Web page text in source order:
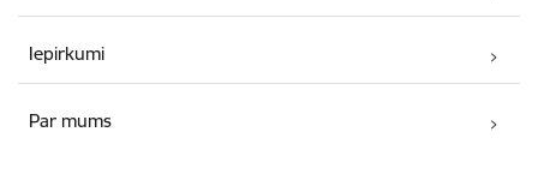
Iepirkumi
Par mums